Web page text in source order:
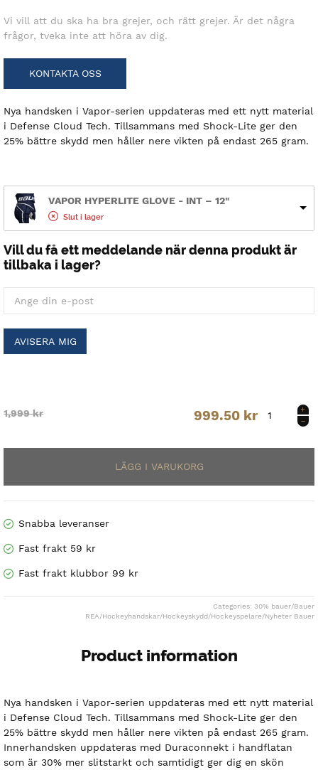
Vi vill att du ska ha bra grejer, och rätt grejer. Är det några
frågor, tveka inte att höra av dig.
KONTAKTA OSS
Nya handsken i Vapor-serien uppdateras med ett nytt material
i Defense Cloud Tech. Tillsammans med Shock-Lite ger den
25% bättre skydd men håller nere vikten på endast 265 gram.
VAPOR HYPERLITE GLOVE - INT – 12"
Slut i lager
Vill du få ett meddelande när denna produkt är
tillbaka i lager?
AVISERA MIG
1,999kr
Original
was:
999.50 kr
Current
is:
HYPERLITE
Snabba leveranser
Fast frakt 59 kr
Fast frakt klubbor 99 kr
Categories: 30% bauer/Bauer
REA/Hockeyhandskar/Hockeyskydd/Hockeyspelare/Nyheter Bauer
Product information
Nya handsken i Vapor-serien uppdateras med ett nytt material
i Defense Cloud Tech. Tillsammans med Shock-Lite ger den
25% bättre skydd men håller nere vikten på endast 265 gram.
Innerhandsken uppdateras med Duraconnekt i handflatan
som är 30% mer slitstarkt och samtidigt ger dig en skön